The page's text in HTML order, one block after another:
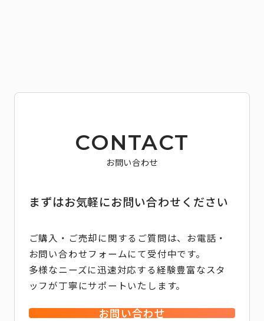
CONTACT
お問い合わせ
まずはお気軽にお問い合わせください
ご購入・ご売却に関するご質問は、お電話・
お問い合わせフォームにて受付中です。
多様なニーズに迅速対応する経験豊富なスタ
ッフが丁寧にサポートいたします。
お問い合わせ